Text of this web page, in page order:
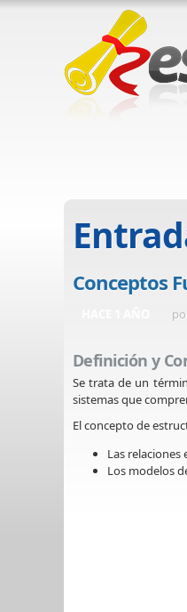
Conceptos
Definición y
Se trata de un
sistemas que
El concepto de
Las
Los modelos